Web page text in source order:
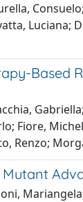
Luciana;
Based
Fiore,
Renzo;